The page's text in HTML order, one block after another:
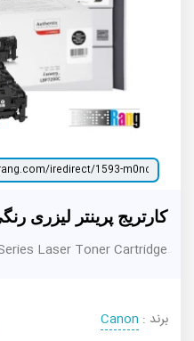
کارتریج پرینتر لیزری رنگی
Laser Toner Cartridge
برند : Canon